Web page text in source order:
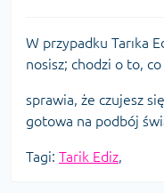
W przypadku Tarıka
nosisz; chodzi o to,
sprawia, że czujesz
gotowa na podbój
Tagi: Tarik Ediz,